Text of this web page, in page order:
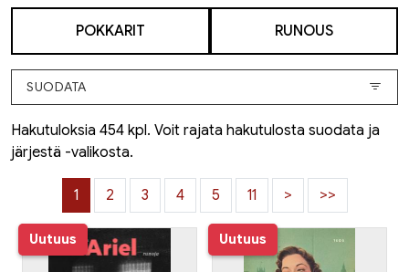
POKKARIT RUNOUS
SUODATA
Hakutuloksia 454 kpl. Voit rajata hakutulosta suodata ja
järjestä -valikosta.
1 2 3 4 5 11 > >>
Uutuus Uutuus